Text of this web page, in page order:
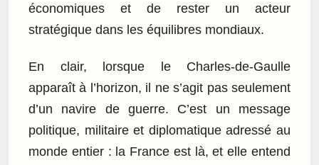
économiques et de rester un acteur
stratégique dans les équilibres mondiaux.
En clair, lorsque le Charles-de-Gaulle
apparaît à l’horizon, il ne s’agit pas seulement
d’un navire de guerre. C’est un message
politique, militaire et diplomatique adressé au
monde entier : la France est là, et elle entend